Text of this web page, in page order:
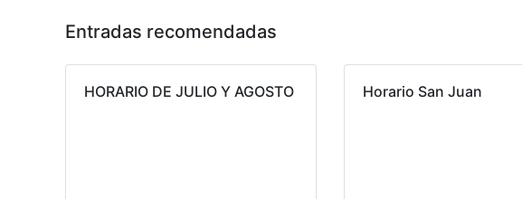
Entradas recomendadas
HORARIO DE JULIO Y AGOSTO Horario San Juan